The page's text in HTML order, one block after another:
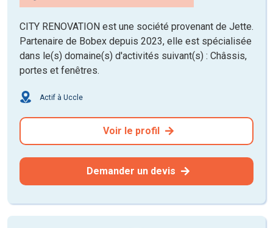
CITY RENOVATION est une société provenant de Jette.
Partenaire de Bobex depuis 2023, elle est spécialisée
dans le(s) domaine(s) d'activités suivant(s) : Châssis,
portes et fenêtres.
Actif à Uccle
Voir le profil
Demander un devis